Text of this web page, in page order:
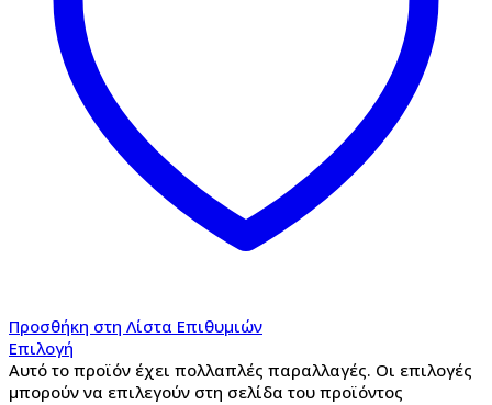
Προσθήκη στη Λίστα Επιθυμιών
Επιλογή
Αυτό το προϊόν έχει πολλαπλές παραλλαγές. Οι επιλογές
μπορούν να επιλεγούν στη σελίδα του προϊόντος